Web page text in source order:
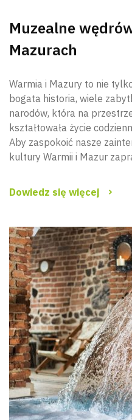
Muzealne
Mazurach
Warmia i Mazury to nie
bogata historia, wiele
narodów, która na
kształtowała życie
Aby zaspokoić nasze
kultury Warmii i Mazur
Dowiedz się więcej